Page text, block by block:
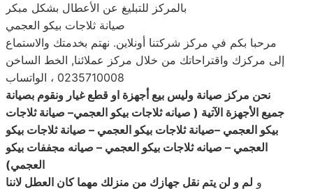
بالمركز للتبليغ عن الأعطال بشكل مبكر
صيانة ثلاجات بيكو العجمي
مرحبا بكم في مركز شركتنا أونلاين. نهتم بخدمتك والاستماع
إلى مركزك واقتراحاتك من خلال مركز عملائنا, الخط الساخن
0235710008 ، الواتساب
نحن مركز صيانة وليس بيع أجهزة او قطع غيار ونقوم بصيانة
جميع الأجهزة الآتية ( صيانه ثلاجات بيكو العجمي– صيانةثلاجات
بيكو العجمي –صيانة ثلاجات بيكو العجمي – صيانة ثلاجات بيكو
العجمي – صيانه ثلاجات بيكو العجمي – صيانه مجففات بيكو
العجمي)
و لم و لن يتم نقل جهازك من منزلك مهما كان العطل لاننا